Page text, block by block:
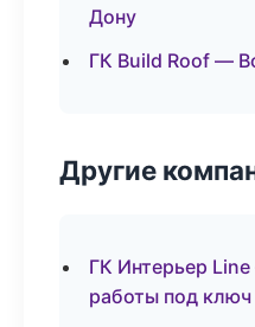
Дону
ГК Build Roof —
Другие
ГК Интерьер
работы под ключ